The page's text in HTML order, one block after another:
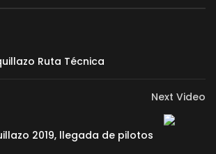
Ruta Técnica
Next Video
2019, llegada de pilotos